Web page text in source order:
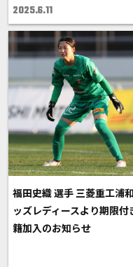
2025.6.11
福田史織 選手 三菱重工浦
ッズレディースより期限付
籍加入のお知らせ